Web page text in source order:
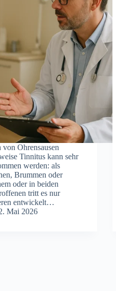
Ohr︇ensausen
Tin︇nitus kan︇n seh︇r
wer︇den: als︇
Bru︇mmen ode︇r
ode︇r in bei︇den
tri︇tt es nur︇
ent︇wickelt…
Mai 2026